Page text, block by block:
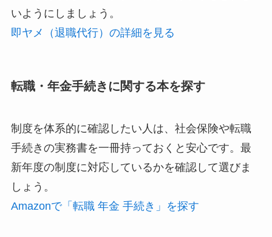
いようにしましょう。
即ヤメ（退職代行）の詳細を見る
転職・年金手続きに関する本を探す
制度を体系的に確認したい人は、社会保険や転職
手続きの実務書を一冊持っておくと安心です。最
新年度の制度に対応しているかを確認して選びま
しょう。
Amazonで「転職 年金 手続き」を探す